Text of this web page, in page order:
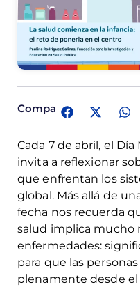
Comparte:
Cada 7 de abril, el
invita a reflexionar
que enfrentan los
global. Más allá de
fecha nos recuerda
salud implica mucho
enfermedades:
para que las
plenamente desde el